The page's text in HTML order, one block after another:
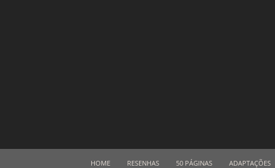
HOME RESENHAS 50 PÁGINAS ADAPTAÇÕES